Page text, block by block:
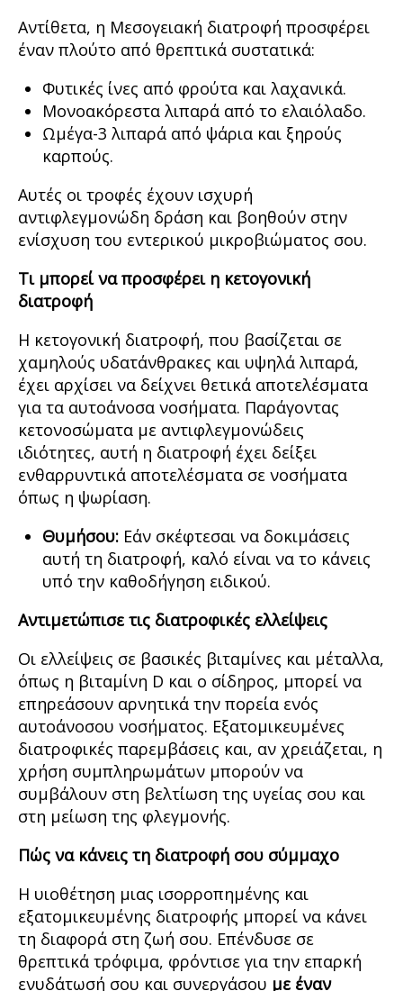
Αντίθετα, η Μεσογειακή διατροφή προσφέρει
έναν πλούτο από θρεπτικά συστατικά:
Φυτικές ίνες από φρούτα και λαχανικά.
Μονοακόρεστα λιπαρά από το ελαιόλαδο.
Ωμέγα-3 λιπαρά από ψάρια και ξηρούς
καρπούς.
Αυτές οι τροφές έχουν ισχυρή
αντιφλεγμονώδη δράση και βοηθούν στην
ενίσχυση του εντερικού μικροβιώματος σου.
Τι μπορεί να προσφέρει η κετογονική
διατροφή
Η κετογονική διατροφή, που βασίζεται σε
χαμηλούς υδατάνθρακες και υψηλά λιπαρά,
έχει αρχίσει να δείχνει θετικά αποτελέσματα
για τα αυτοάνοσα νοσήματα. Παράγοντας
κετονοσώματα με αντιφλεγμονώδεις
ιδιότητες, αυτή η διατροφή έχει δείξει
ενθαρρυντικά αποτελέσματα σε νοσήματα
όπως η ψωρίαση.
Θυμήσου: Εάν σκέφτεσαι να δοκιμάσεις
αυτή τη διατροφή, καλό είναι να το κάνεις
υπό την καθοδήγηση ειδικού.
Αντιμετώπισε τις διατροφικές ελλείψεις
Οι ελλείψεις σε βασικές βιταμίνες και μέταλλα,
όπως η βιταμίνη D και ο σίδηρος, μπορεί να
επηρεάσουν αρνητικά την πορεία ενός
αυτοάνοσου νοσήματος. Εξατομικευμένες
διατροφικές παρεμβάσεις και, αν χρειάζεται, η
χρήση συμπληρωμάτων μπορούν να
συμβάλουν στη βελτίωση της υγείας σου και
στη μείωση της φλεγμονής.
Πώς να κάνεις τη διατροφή σου σύμμαχο
Η υιοθέτηση μιας ισορροπημένης και
εξατομικευμένης διατροφής μπορεί να κάνει
τη διαφορά στη ζωή σου. Επένδυσε σε
θρεπτικά τρόφιμα, φρόντισε για την επαρκή
ενυδάτωσή σου και συνεργάσου με έναν